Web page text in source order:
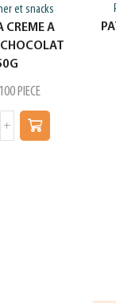
et snacks
CREME A
PIECE